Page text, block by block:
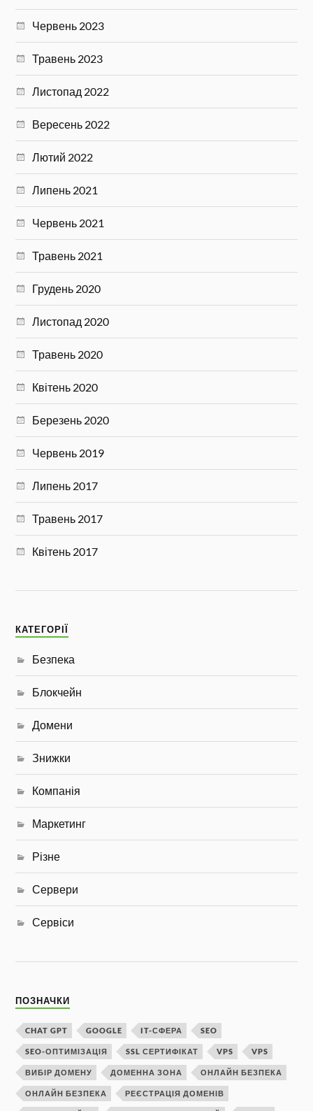
Червень 2023
Травень 2023
Листопад 2022
Вересень 2022
Лютий 2022
Липень 2021
Червень 2021
Травень 2021
Грудень 2020
Листопад 2020
Травень 2020
Квітень 2020
Березень 2020
Червень 2019
Липень 2017
Травень 2017
Квітень 2017
КАТЕГОРІЇ
Безпека
Блокчейн
Домени
Знижки
Компанія
Маркетинг
Різне
Сервери
Сервіси
ПОЗНАЧКИ
CHAT GPT GOOGLE IT-СФЕРА SEO
SEO-ОПТИМІЗАЦІЯ SSL СЕРТИФІКАТ VPS VPS
ВИБІР ДОМЕНУ ДОМЕННА ЗОНА ОНЛАЙН БЕЗПЕКА
ОНЛАЙН БЕЗПЕКА РЕЄСТРАЦІЯ ДОМЕНІВ